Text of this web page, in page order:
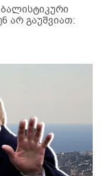
ბალისტიკური
არ გაუშვიათ: